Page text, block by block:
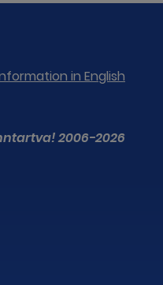
in English
2006-2026